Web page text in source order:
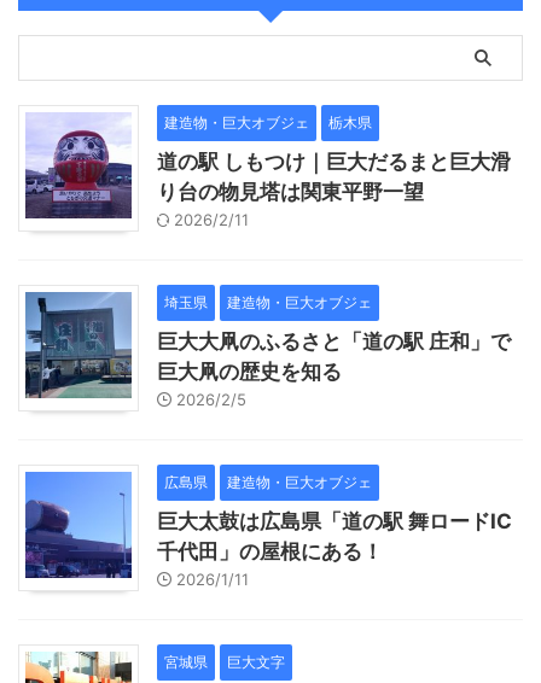
建造物・巨大オブジェ 栃木県
道の駅 しもつけ｜巨大だるまと巨大滑
り台の物見塔は関東平野一望
2026/2/11
埼玉県 建造物・巨大オブジェ
巨大大凧のふるさと「道の駅 庄和」で
巨大凧の歴史を知る
2026/2/5
広島県 建造物・巨大オブジェ
巨大太鼓は広島県「道の駅 舞ロードIC
千代田」の屋根にある！
2026/1/11
宮城県 巨大文字